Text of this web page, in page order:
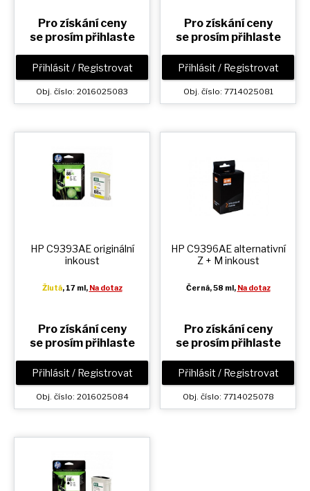
Pro získání ceny
se prosím přihlaste
Přihlásit / Registrovat
Obj. číslo: 2016025083
Pro získání ceny
se prosím přihlaste
Přihlásit / Registrovat
Obj. číslo: 7714025081
HP C9393AE originální
inkoust
Žlutá, 17 ml, Na dotaz
Pro získání ceny
se prosím přihlaste
Přihlásit / Registrovat
Obj. číslo: 2016025084
HP C9396AE alternativní
Z + M inkoust
Černá, 58 ml, Na dotaz
Pro získání ceny
se prosím přihlaste
Přihlásit / Registrovat
Obj. číslo: 7714025078